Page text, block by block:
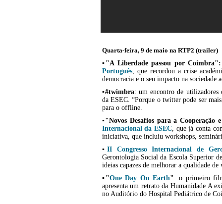
Quarta-feira, 9 de maio na RTP2 (trailer)
▪ "A Liberdade passou por
Português, que recordou a crise
democracia e o seu impacto na sociedade
▪#twimbra: um encontro de
da ESEC. “Porque o twitter pode ser
para o offline.
▪"Novos Desafios para a Cooperação
Internacional da ESEC, que já conta
iniciativa, que incluiu workshops,
▪II Congresso Internacional de
Gerontologia Social da Escola Superior
ideias capazes de melhorar a qualidade
▪ "One Day On Earth": o primeiro
apresenta um retrato da Humanidade A
no Auditório do Hospital Pediátrico de